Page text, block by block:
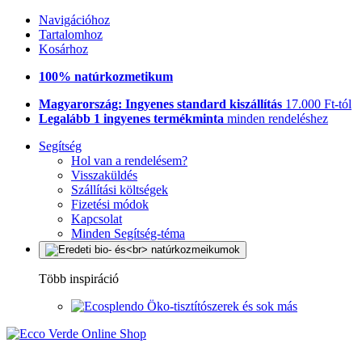
Navigációhoz
Tartalomhoz
Kosárhoz
100% natúrkozmetikum
Magyarország: Ingyenes standard kiszállítás 17.000 Ft-tól
Legalább 1 ingyenes termékminta minden rendeléshez
Segítség
Hol van a rendelésem?
Visszaküldés
Szállítási költségek
Fizetési módok
Kapcsolat
Minden Segítség-téma
Több inspiráció
Öko-tisztítószerek és sok más